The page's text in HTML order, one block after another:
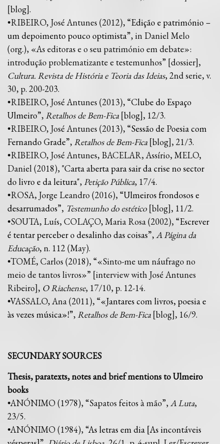
[blog].
•RIBEIRO, José Antunes (2012), “Edição e património –
um depoimento pouco optimista”, in Daniel Melo
(org.), «As editoras e o seu património em debate»:
introdução problematizante e testemunhos” [dossier],
Cultura. Revista de História e Teoria das Ideias, 2nd serie, v.
30, p. 200-203.
•RIBEIRO, José Antunes (2013), “Clube do Espaço
Ulmeiro”, Retalhos de Bem-Fica[blog], 12/3.
•RIBEIRO, José Antunes (2013), “Sessão de Poesia com
Fernando Grade”, Retalhos de Bem-Fica[blog], 21/3.
•RIBEIRO, José Antunes, BACELAR, Assírio, MELO,
Daniel (2018), "Carta aberta para sair da crise no sector
do livro e da leitura", Petição Pública, 17/4.
•ROSA, Jorge Leandro (2016), “Ulmeiros frondosos e
desarrumados”, Testemunho do estético[blog], 11/2.
•SOUTA, Luís, COLAÇO, Maria Rosa (2002), “Escrever
é tentar perceber o desalinho das coisas”, A Página da
Educação, n. 112 (May).
•TOMÉ, Carlos (2018), “«Sinto-me um náufrago no
meio de tantos livros»” [interview with José Antunes
Ribeiro], O Riachense, 17/10, p. 12-14.
•VASSALO, Ana (2011), “«Jantares com livros, poesia e
às vezes música»!”, Retalhos de Bem-Fica[blog], 16/9.
SECUNDARY SOURCES
Thesis, paratexts, notes and brief mentions to Ulmeiro
books
•ANÓNIMO (1978), “Sapatos feitos à mão”, A Luta,
23/5.
•ANÓNIMO (1984), “As letras em dia [As incontáveis